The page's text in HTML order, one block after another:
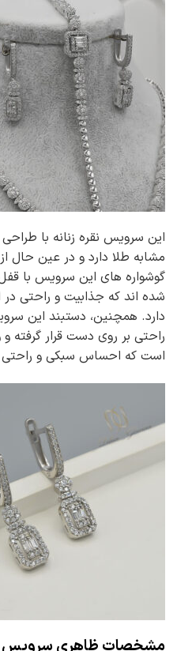
این سرویس نقره زنانه با
مشابه طلا دارد و در عین حال
گوشواره های این سرویس با
شده اند که جذابیت و راحتی در
است که احساس سبکی و راحتی